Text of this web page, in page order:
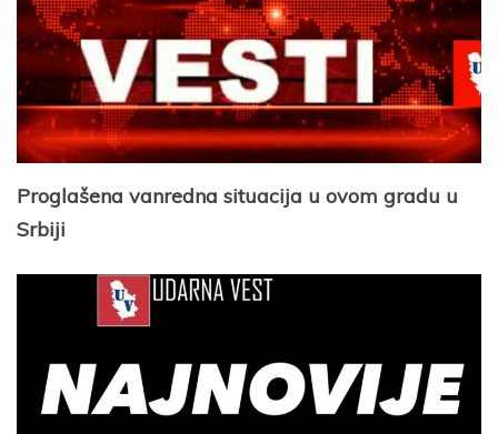
Proglašena vanredna situacija u ovom gradu u
Srbiji